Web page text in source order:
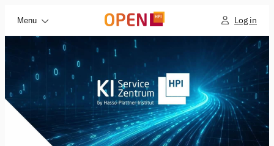
Menu Log in